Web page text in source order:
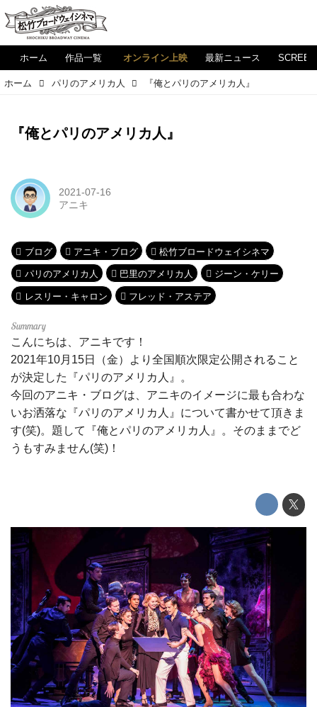
ホーム 作品一覧 オンライン上映 最新ニュース
ホーム パリのアメリカ人 『俺とパリのアメリカ人』
『俺とパリのアメリカ人』
2021-07-16
アニキ
ブログ アニキ・ブログ 松竹ブロードウェイシネマ
パリのアメリカ人 巴里のアメリカ人 ジーン・ケリー
レスリー・キャロン フレッド・アステア
こんにちは、アニキです！
2021年10月15日（金）より全国順次限定公開されること
が決定した『パリのアメリカ人』。
今回のアニキ・ブログは、アニキのイメージに最も合わな
いお洒落な『パリのアメリカ人』について書かせて頂きま
す(笑)。題して『俺とパリのアメリカ人』。そのままでど
うもすみません(笑)！